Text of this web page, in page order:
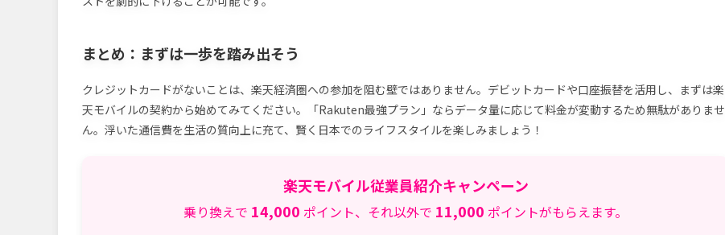
まとめ：まずは一歩を踏み出そう
クレジットカードがないことは、楽天経済圏への参加を阻む壁ではありません。デビットカードや口座振替を活用し、まずは楽
天モバイルの契約から始めてみてください。「Rakuten最強プラン」ならデータ量に応じて料金が変動するため無駄がありませ
ん。浮いた通信費を生活の質向上に充て、賢く日本でのライフスタイルを楽しみましょう！
楽天モバイル従業員紹介キャンペーン
乗り換えで 14,000 ポイント、それ以外で 11,000 ポイントがもらえます。